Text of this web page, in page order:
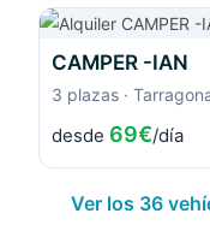
CAMPER -IAN
3 plazas ·
desde 69€/día
Ver los 36